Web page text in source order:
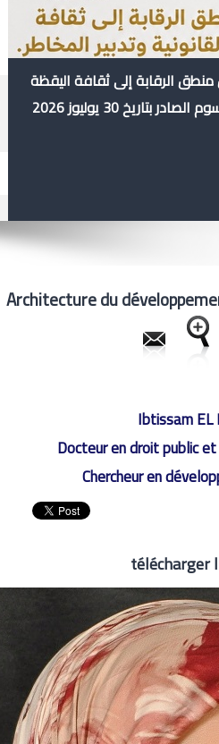
منطق الرقابة إلى ثقافة اليقظة
30 يوليوز 2026
Ibtissam EL
Docteur en droit public
Chercheur en
télécharger